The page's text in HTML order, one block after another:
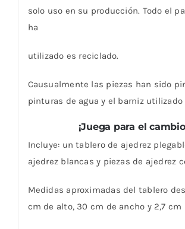
solo uso en su producción. Todo el
ha
utilizado es reciclado.
Causualmente las piezas han sido
pinturas de agua y el barniz utilizado
¡Juega para el
Incluye: un tablero de ajedrez
ajedrez blancas y piezas de ajedrez
Medidas aproximadas del tablero
cm de alto, 30 cm de ancho y 2,7 cm